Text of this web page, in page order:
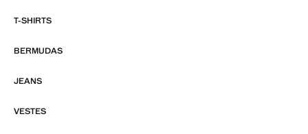
T-SHIRTS
BERMUDAS
JEANS
VESTES